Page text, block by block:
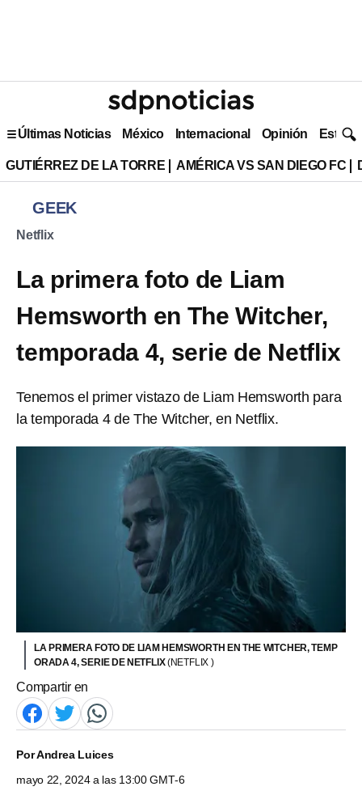
Últimas Noticias México Internacional Opinión Estilo
GUTIÉRREZ DE LA TORRE AMÉRICA VS SAN DIEGO FC
GEEK
Netflix
La primera foto de Liam
Hemsworth en The Witcher,
temporada 4, serie de Netflix
Tenemos el primer vistazo de Liam Hemsworth para
la temporada 4 de The Witcher, en Netflix.
LA PRIMERA FOTO DE LIAM HEMSWORTH EN THE WITCHER, TEMP
ORADA 4, SERIE DE NETFLIX(NETFLIX )
Compartir en
PorAndrea Luices
mayo 22, 2024 a las 13:00 GMT-6